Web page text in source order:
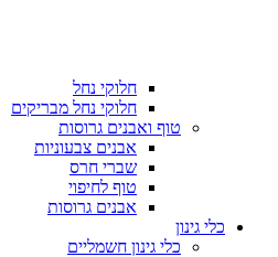
חלוקי נחל
חלוקי נחל מבריקים
טוף ואבנים גרוסות
אבנים צבעוניות
שברי חרס
טוף לחיפוי
אבנים גרוסות
כלי גינון
כלי גינון חשמליים